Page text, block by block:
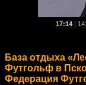
17:14
База отдыха
Футгольф в
Федерация